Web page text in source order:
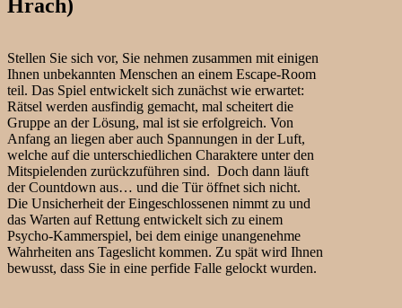
Hrach)
Stellen Sie sich vor, Sie nehmen zusammen mit einigen
Ihnen unbekannten Menschen an einem Escape-Room
teil. Das Spiel entwickelt sich zunächst wie erwartet:
Rätsel werden ausfindig gemacht, mal scheitert die
Gruppe an der Lösung, mal ist sie erfolgreich. Von
Anfang an liegen aber auch Spannungen in der Luft,
welche auf die unterschiedlichen Charaktere unter den
Mitspielenden zurückzuführen sind. Doch dann läuft
der Countdown aus… und die Tür öffnet sich nicht.
Die Unsicherheit der Eingeschlossenen nimmt zu und
das Warten auf Rettung entwickelt sich zu einem
Psycho-Kammerspiel, bei dem einige unangenehme
Wahrheiten ans Tageslicht kommen. Zu spät wird Ihnen
bewusst, dass Sie in eine perfide Falle gelockt wurden.